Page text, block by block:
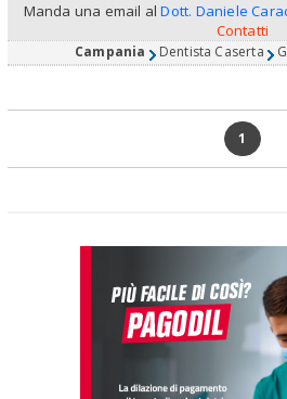
Manda una email alDott. Daniele
Contatti
Campania Dentista Caserta
1